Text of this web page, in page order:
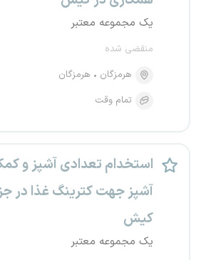
یک مجموعه معتبر
منقضی شده
هرمزگان
هرمزگان
تمام وقت
استخدام تعدادی آشپز و
آشپز جهت کترینگ غذا در
کیش
یک مجموعه معتبر